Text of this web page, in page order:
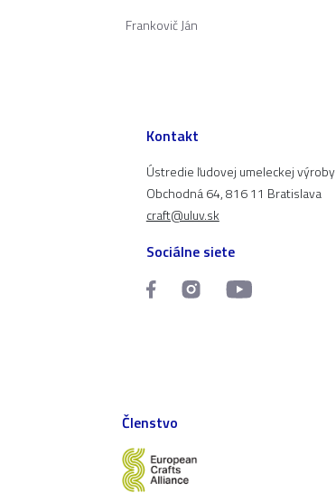
Frankovič Ján
Kontakt
Ústredie ľudovej umeleckej výroby
Obchodná 64, 816 11 Bratislava
craft@uluv.sk
Sociálne siete
Členstvo